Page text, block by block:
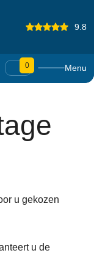
9.8
0 Menu
u gekozen
u de